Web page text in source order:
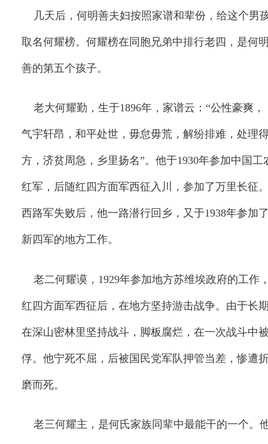
几天后，何明善夫妇按照家谱和辈份，给这个男
取名何耀榜。何耀榜在同胞兄弟中排行老四，是何
善的第五个孩子。
老大何耀勤，生于1896年，家谱云：“公性豪爽，
气宇轩昂，和平处世，毋怠毋荒，解纷排难，处理
方，济贫周急，乡里扬名”。他于1930年参加中国工
红军，后随红四方面军西征入川，参加了万里长征
西路军失败后，他一路潜行回乡，又于1938年参加
新四军的地方工作。
老二何耀谟， 1929年参加地方苏维埃政府的工作
红四方面军西征后，在地方坚持游击战争。由于长
在深山密林里坚持战斗，脚板腐烂，在一次战斗中
俘。他宁死不屈，后被国民党军队押管当差，惨遭
磨而死。
老三何耀主，是何氏家族同辈中最能干的一个。